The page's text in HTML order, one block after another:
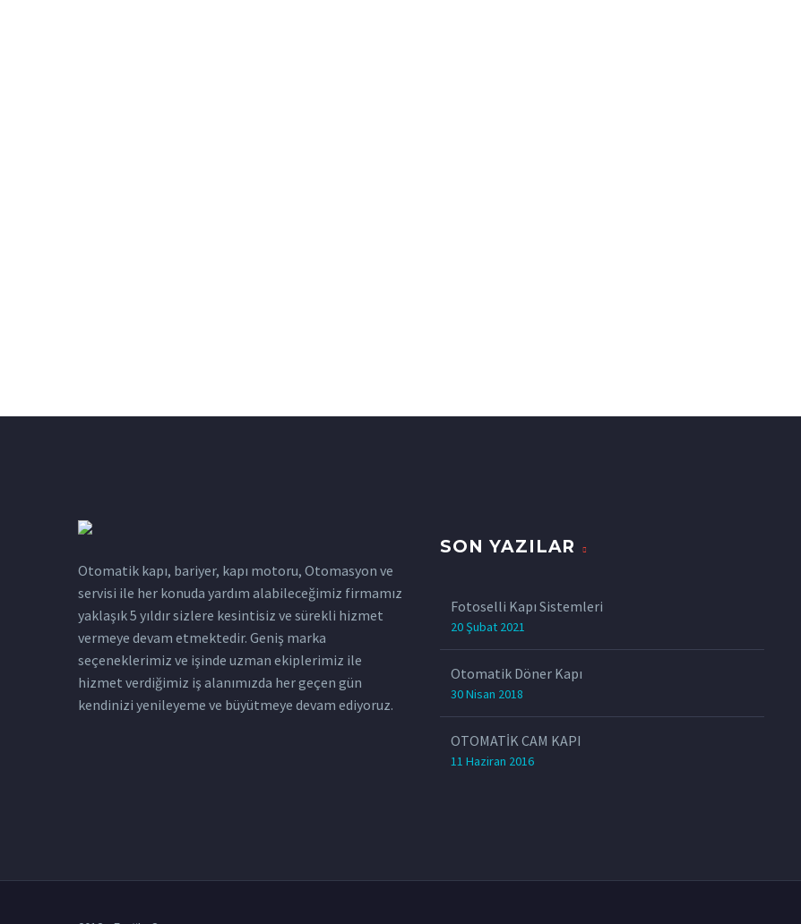
Otomatik kapı, bariyer, kapı motoru, Otomasyon ve
servisi ile her konuda yardım alabileceğimiz firmamız
yaklaşık 5 yıldır sizlere kesintisiz ve sürekli hizmet
vermeye devam etmektedir. Geniş marka
seçeneklerimiz ve işinde uzman ekiplerimiz ile
hizmet verdiğimiz iş alanımızda her geçen gün
kendinizi yenileyeme ve büyütmeye devam ediyoruz.
SON YAZILAR
Fotoselli Kapı Sistemleri
20 Şubat 2021
Otomatik Döner Kapı
30 Nisan 2018
OTOMATİK CAM KAPI
11 Haziran 2016